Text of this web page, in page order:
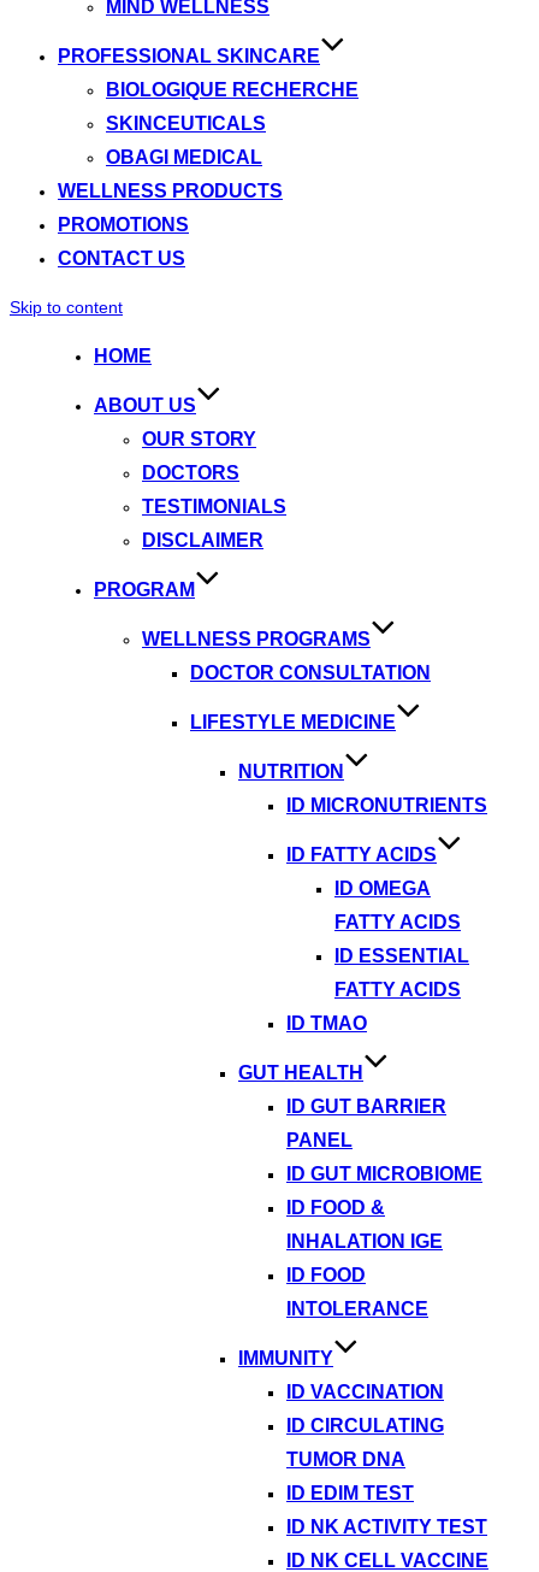
MIND WELLNESS
PROFESSIONAL SKINCARE
BIOLOGIQUE RECHERCHE
SKINCEUTICALS
OBAGI MEDICAL
WELLNESS PRODUCTS
PROMOTIONS
CONTACT US
Skip to content
HOME
ABOUT US
OUR STORY
DOCTORS
TESTIMONIALS
DISCLAIMER
PROGRAM
WELLNESS PROGRAMS
DOCTOR CONSULTATION
LIFESTYLE MEDICINE
NUTRITION
ID MICRONUTRIENTS
ID FATTY ACIDS
ID OMEGA
FATTY ACIDS
ID ESSENTIAL
FATTY ACIDS
ID TMAO
GUT HEALTH
ID GUT BARRIER
PANEL
ID GUT MICROBIOME
ID FOOD &
INHALATION IGE
ID FOOD
INTOLERANCE
IMMUNITY
ID VACCINATION
ID CIRCULATING
TUMOR DNA
ID EDIM TEST
ID NK ACTIVITY TEST
ID NK CELL VACCINE